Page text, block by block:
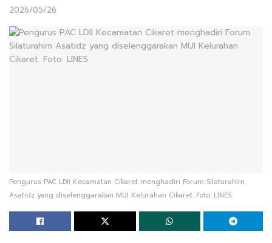
2026/05/26
Pengurus PAC LDII Kecamatan Cikaret menghadiri Forum Silaturahim
Asatidz yang diselenggarakan MUI Kelurahan Cikaret. Foto: LINES.